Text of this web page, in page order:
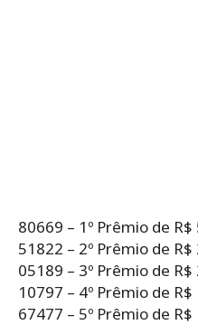
80669 – 1º Prêmio de
51822 – 2º Prêmio de R$
05189 – 3º Prêmio de R$
10797 – 4º Prêmio de
67477 – 5º Prêmio de